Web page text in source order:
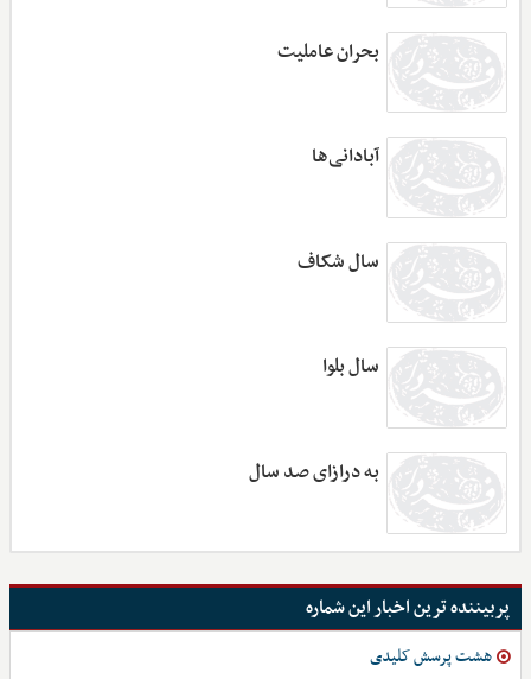
بحران عاملیت
آبادانی‌ها
سال شکاف
سال بلوا
به درازای صد سال
پربیننده ترین اخبار این شماره
هشت پرسش کلیدی